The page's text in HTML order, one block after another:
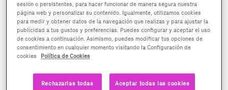
sesión o persistentes, para hacer funcionar de manera segura nuestra
página web y personalizar su contenido. Igualmente, utilizamos cookies
para medir y obtener datos de la navegación que realizas y para ajustar la
publicidad a tus gustos y preferencias. Puedes configurar y aceptar el uso
de cookies a continuación. Asimismo, puedes modificar tus opciones de
consentimiento en cualquier momento visitando la Configuración de
cookies
Política de Cookies
Rechazarlas todas Aceptar todas las cookies